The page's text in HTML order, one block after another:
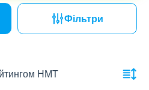
Фільтри
НМТ